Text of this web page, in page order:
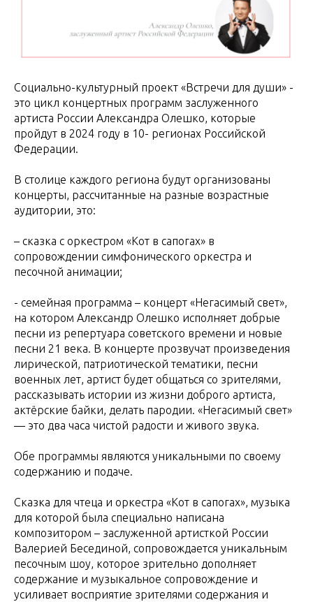
Социально-культурный проект «Встречи для души» -
это цикл концертных программ заслуженного
артиста России Александра Олешко, которые
пройдут в 2024 году в 10- регионах Российской
Федерации.
В столице каждого региона будут организованы
концерты, рассчитанные на разные возрастные
аудитории, это:
– сказка с оркестром «Кот в сапогах» в
сопровождении симфонического оркестра и
песочной анимации;
- семейная программа – концерт «Негасимый свет»,
на котором Александр Олешко исполняет добрые
песни из репертуара советского времени и новые
песни 21 века. В концерте прозвучат произведения
лирической, патриотической тематики, песни
военных лет, артист будет общаться со зрителями,
рассказывать истории из жизни доброго артиста,
актёрские байки, делать пародии. «Негасимый свет»
— это два часа чистой радости и живого звука.
Обе программы являются уникальными по своему
содержанию и подаче.
Сказка для чтеца и оркестра «Кот в сапогах», музыка
для которой была специально написана
композитором – заслуженной артисткой России
Валерией Бесединой, сопровождается уникальным
песочным шоу, которое зрительно дополняет
содержание и музыкальное сопровождение и
усиливает восприятие зрителями содержания и